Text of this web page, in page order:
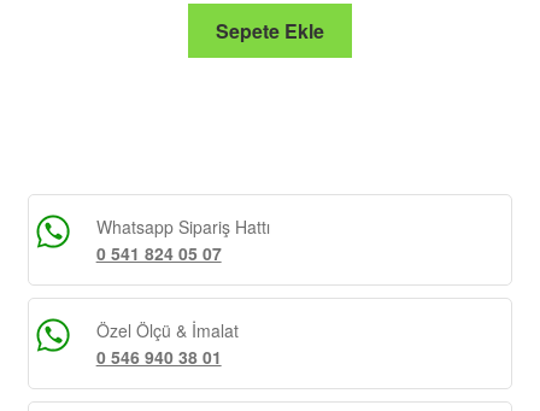
Sepete Ekle
Whatsapp Sipariş Hattı
0 541 824 05 07
Özel Ölçü & İmalat
0 546 940 38 01